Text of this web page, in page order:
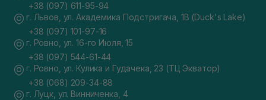
+38 (097) 611-95-94
г. Львов, ул. Академика Подстригача, 1В (Duck's Lake)
+38 (097) 101-97-16
г. Ровно, ул. 16-го Июля, 15
+38 (097) 544-61-44
г. Ровно, ул. Кулика и Гудачека, 23 (ТЦ Экватор)
+38 (068) 209-34-88
г. Луцк, ул. Винниченка, 4